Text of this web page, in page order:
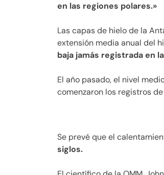
en las regiones polares.»
Las capas de hielo de la
extensión media anual del
baja jamás registrada en
El año pasado, el nivel
comenzaron los registros
Se prevé que el
siglos.